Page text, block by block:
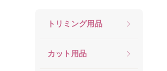
マーケティングパートナー
トリミング用品
カット用品